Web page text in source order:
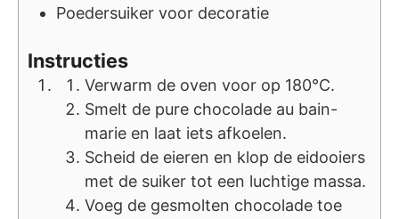
Poedersuiker voor decoratie
Instructies
Verwarm de oven voor op 180°C.
Smelt de pure chocolade au bain-
marie en laat iets afkoelen.
Scheid de eieren en klop de eidooiers
met de suiker tot een luchtige massa.
Voeg de gesmolten chocolade toe